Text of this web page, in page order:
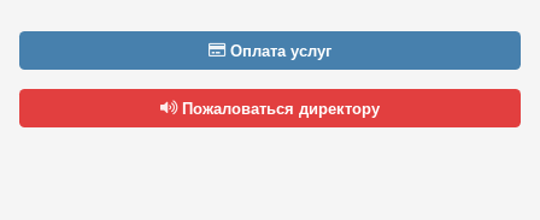
Оплата услуг
Пожаловаться директору